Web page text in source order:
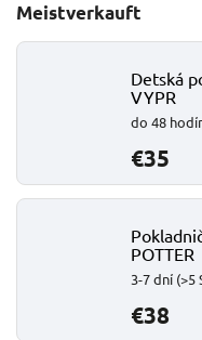
Meistverkauft
Detská
VYPR
do 48
€35
POTTER
3-7 dní (>5
€38